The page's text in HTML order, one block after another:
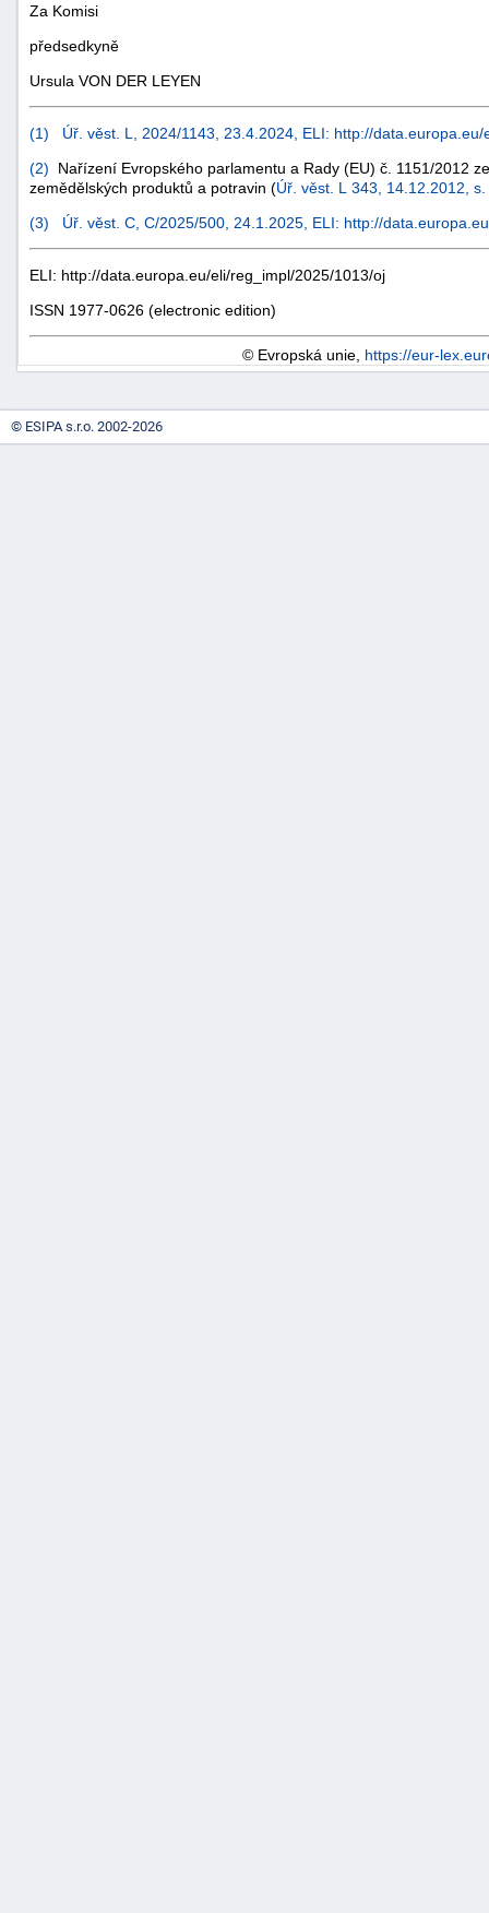
Za Komisi
předsedkyně
Ursula VON DER LEYEN
(1)
Úř. věst. L, 2024/1143, 23.4.2024, ELI: http://
(2) Nařízení Evropského parlamentu a Rady (EU) č. 1151/2012
zemědělských produktů a potravin (Úř. věst. L 343, 14.12.2012, s.
(3) Úř. věst. C, C/2025/500, 24.1.2025, ELI: http://
ELI: http://data.europa.eu/eli/reg_impl/2025/1013/oj
ISSN 1977-0626 (electronic edition)
© Evropská unie, https://eur-
-
náhrady
© ESIPA s.r.o. 2002-2026